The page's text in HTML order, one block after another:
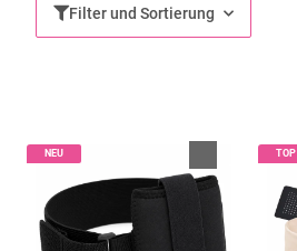
Filter und Sortierung
NEU TOP